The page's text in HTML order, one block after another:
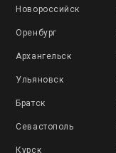
Новороссийск
Оренбург
Архангельск
Ульяновск
Братск
Севастополь
Курск